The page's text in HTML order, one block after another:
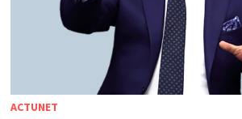
ACTUNET